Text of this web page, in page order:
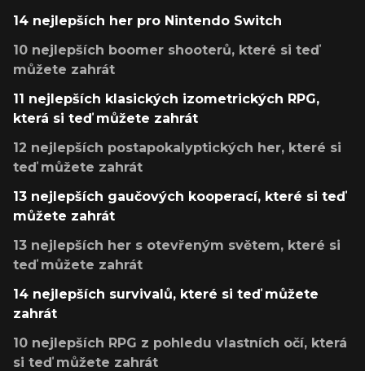
14 nejlepších her pro Nintendo Switch
10 nejlepších boomer shooterů, které si teď
můžete zahrát
11 nejlepších klasických izometrických RPG,
která si teď můžete zahrát
12 nejlepších postapokalyptických her, které si
teď můžete zahrát
13 nejlepších gaučových kooperací, které si teď
můžete zahrát
13 nejlepších her s otevřeným světem, které si
teď můžete zahrát
14 nejlepších survivalů, které si teď můžete
zahrát
10 nejlepších RPG z pohledu vlastních očí, která
si teď můžete zahrát